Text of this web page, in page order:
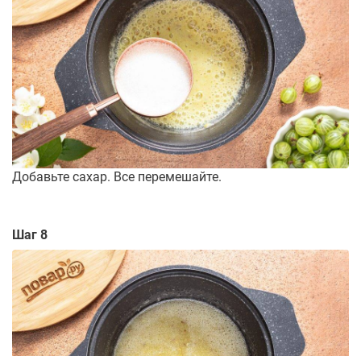
Добавьте сахар. Все перемешайте.
Шаг 8